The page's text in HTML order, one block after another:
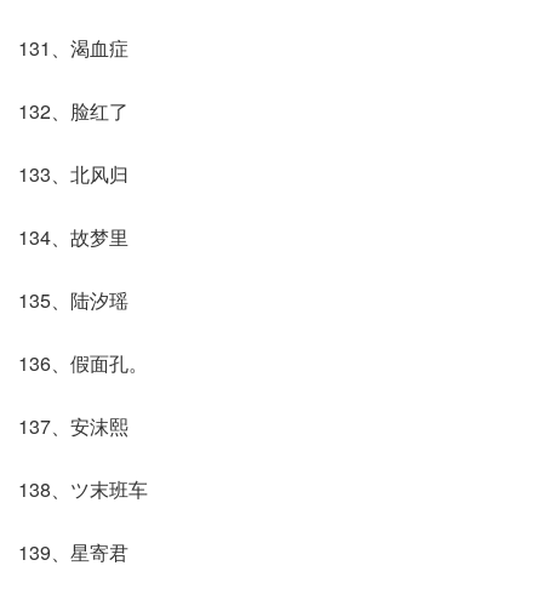
131、渴血症
132、脸红了
133、北风归
134、故梦里
135、陆汐瑶
136、假面孔。
137、安沫熙
138、ツ末班车
139、星寄君